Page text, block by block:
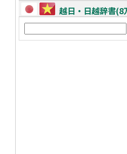
越日・日越辞書(8